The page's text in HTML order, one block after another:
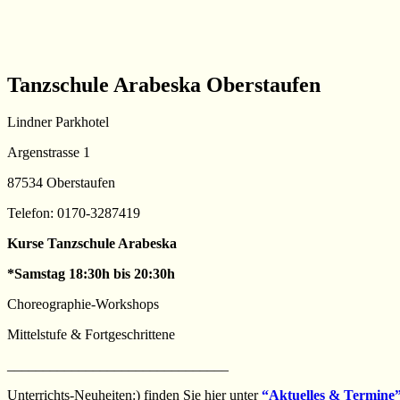
Tanzschule Arabeska Oberstaufen
Lindner Parkhotel
Argenstrasse 1
87534 Oberstaufen
Telefon: 0170-3287419
Kurse Tanzschule Arabeska
*Samstag 18:30h bis 20:30h
Choreographie-Workshops
Mittelstufe & Fortgeschrittene
Unterrichts-Neuheiten:) finden Sie hier unter“Aktuelles &